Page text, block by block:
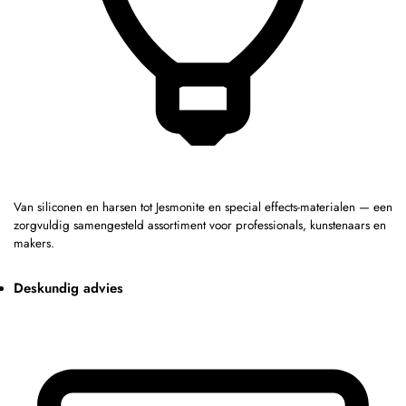
Van siliconen en harsen tot Jesmonite en special effects-materialen — een
zorgvuldig samengesteld assortiment voor professionals, kunstenaars en
makers.
Deskundig advies